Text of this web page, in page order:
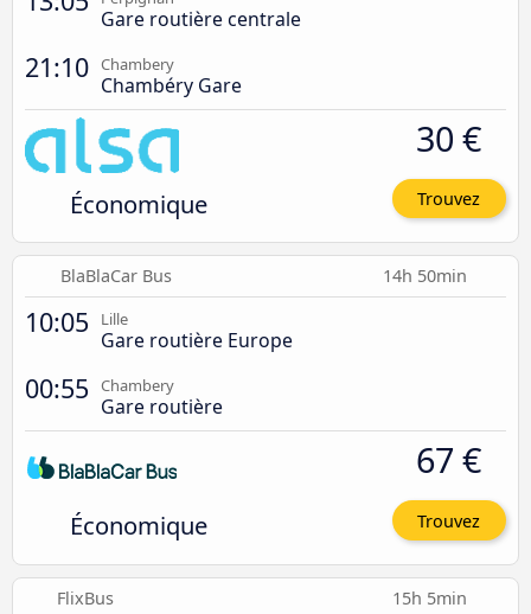
Gare routière centrale
21:10 Chambery
Chambéry Gare
Économique
30 €
Trouvez
BlaBlaCar Bus 14h 50min
10:05 Lille
Gare routière Europe
00:55 Chambery
Gare routière
Économique
67 €
Trouvez
FlixBus 15h 5min